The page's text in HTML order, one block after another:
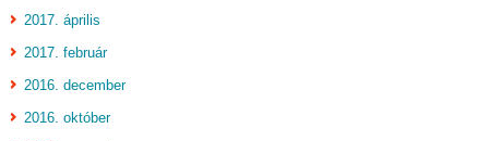
2017. április
2017. február
2016. december
2016. október